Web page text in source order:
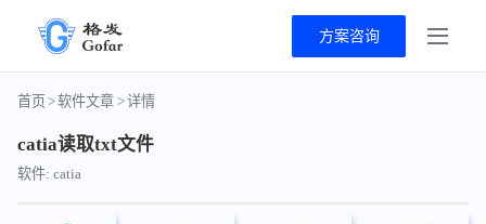
方案咨询
首页>软件文章 >详情
catia读取txt文件
软件: catia